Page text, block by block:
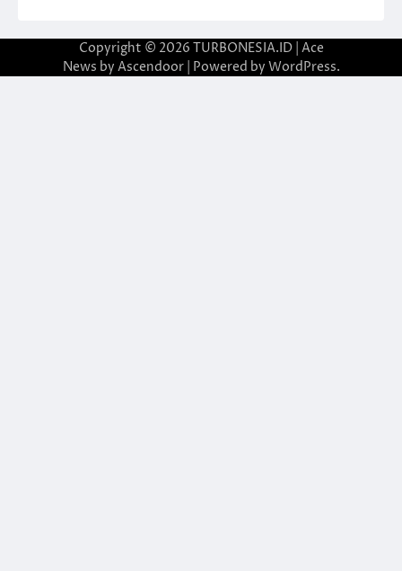
Copyright © 2026 TURBONESIA.ID| Ace
News by Ascendoor| Powered by WordPress.